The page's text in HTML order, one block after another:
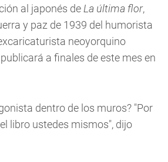
al japonés de La última flor,
y paz de 1939 del humorista
neoyorquino
a finales de este mes en
dentro de los muros? "Por
libro ustedes mismos", dijo